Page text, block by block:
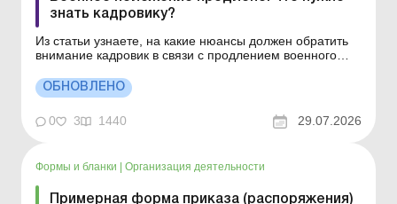
знать кадровику?
Из статьи узнаете, на какие нюансы должен обратить
внимание кадровик в связи с продлением военного
продлено военное положение и мобилизация сроком
на 90 суток: с 2 августа 2026 года по 31 октября 2026
года. Рассмотрим особенности организации трудовы...
ОБНОВЛЕНО
0 3 1440 29.07.2026
Формы и бланки Организация деятельности
Примерная форма приказа (распоряжения)